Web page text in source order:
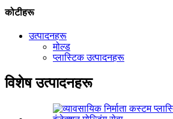
कोटीहरू
उत्पादनहरू
मोल्ड
प्लास्टिक उत्पादनहरू
विशेष उत्पादनहरू